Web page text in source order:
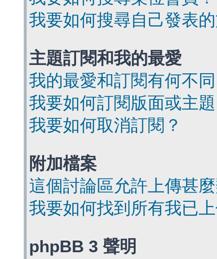
我要如何搜尋自己發表
主題訂閱和我的最愛
我的最愛和訂閱有何不
我要如何訂閱版面或主
我要如何取消訂閱？
附加檔案
這個討論區允許上傳甚
我要如何找到所有我已
phpBB 3 聲明